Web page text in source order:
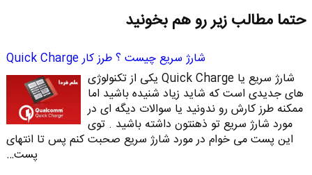
حتما مطالب زیر رو هم بخونید
شارژ سریع چیست ؟ طرز کار Quick Charge
شارژ سریع یا Quick Charge یکی از تکنولوژی
های جدیدی است که شاید زیاد شنیده باشید اما
ممکنه طرز کارش رو ندونید یا سوالات دیگه ای در
مورد شارژ سریع تو ذهنتون داشته باشید . توی
این پست می خوام در مورد شارژ سریع صحبت کنم پس تا انتهای
پست…